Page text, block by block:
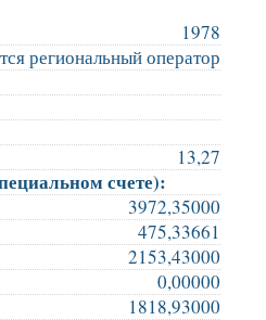
1978
региональный оператор
13,27
счете):
3972,35000
475,33661
2153,43000
0,00000
1818,93000